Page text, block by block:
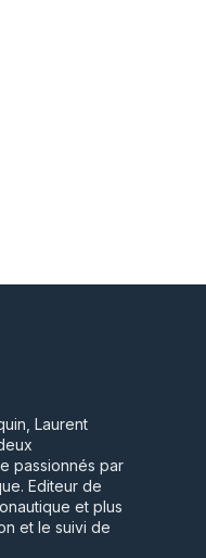
Laurent
passionnés par
Editeur de
et plus
et le suivi de